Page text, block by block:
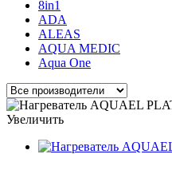
8in1
ADA
ALEAS
AQUA MEDIC
Aqua One
Увеличить